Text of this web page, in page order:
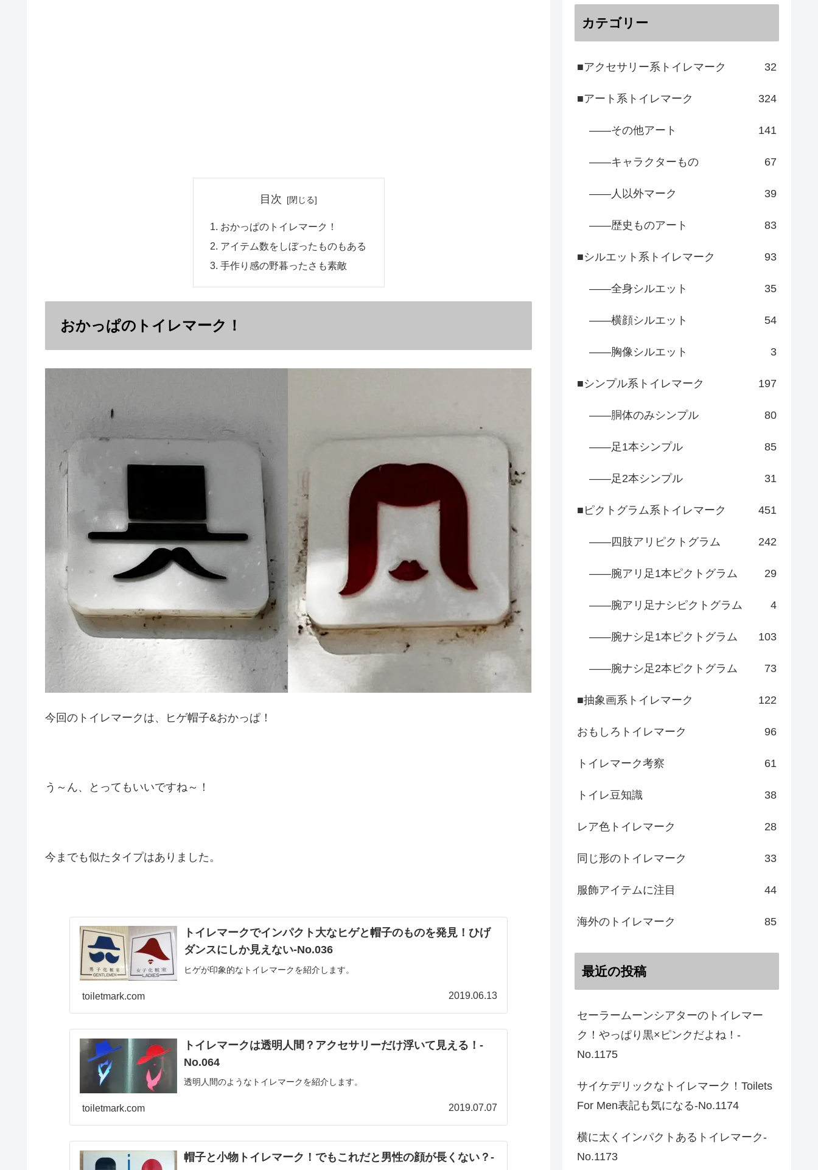
目次
おかっぱのトイレマーク！
アイテム数をしぼったものもある
手作り感の野暮ったさも素敵
おかっぱのトイレマーク！
今回のトイレマークは、ヒゲ帽子&おかっぱ！
う～ん、とってもいいですね～！
今までも似たタイプはありました。
トイレマークでインパクト大なヒゲと帽子のものを発見！ひげ
ダンスにしか見えない-No.036
ヒゲが印象的なトイレマークを紹介します。
toiletmark.com 2019.06.13
トイレマークは透明人間？アクセサリーだけ浮いて見える！‐
No.064
透明人間のようなトイレマークを紹介します。
toiletmark.com 2019.07.07
帽子と小物トイレマーク！でもこれだと男性の顔が長くない？‐
カテゴリー
■アクセサリー系トイレマーク 32
■アート系トイレマーク 324
――その他アート 141
――キャラクターもの 67
――人以外マーク 39
――歴史ものアート 83
■シルエット系トイレマーク 93
――全身シルエット 35
――横顔シルエット 54
――胸像シルエット 3
■シンプル系トイレマーク 197
――胴体のみシンプル 80
――足1本シンプル 85
――足2本シンプル 31
■ピクトグラム系トイレマーク 451
――四肢アリピクトグラム 242
――腕アリ足1本ピクトグラム 29
――腕アリ足ナシピクトグラム 4
――腕ナシ足1本ピクトグラム 103
――腕ナシ足2本ピクトグラム 73
■抽象画系トイレマーク 122
おもしろトイレマーク 96
トイレマーク考察 61
トイレ豆知識 38
レア色トイレマーク 28
同じ形のトイレマーク 33
服飾アイテムに注目 44
海外のトイレマーク 85
最近の投稿
セーラームーンシアターのトイレマー
ク！やっぱり黒×ピンクだよね！-
No.1175
サイケデリックなトイレマーク！Toilets
For Men表記も気になる-No.1174
横に太くインパクトあるトイレマーク-
No.1173